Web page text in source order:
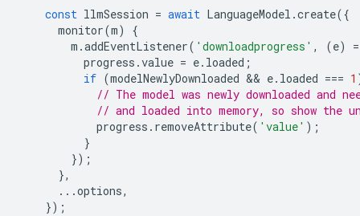
const llmSession = await LanguageModel .create({
monitor(m)
{
m .addEventListener( 'downloadprogress' , (e) =
progress .value = e. loaded ;
if (modelNewlyDownloaded && e. loaded === 1
// The model was newly downloaded and
// and loaded into memory, so show the
progress . removeAttribute( 'value' );
}
});
},
...options,
});